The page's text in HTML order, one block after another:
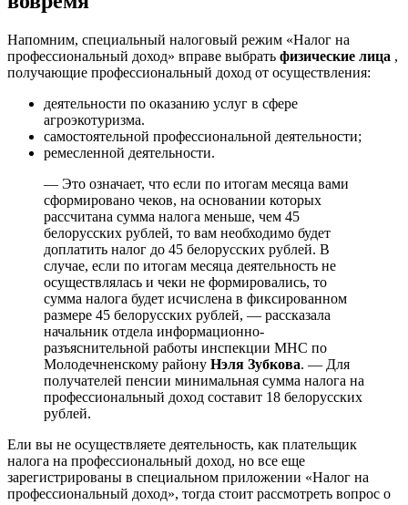
Напомним, специальный налоговый режим «Налог на
профессиональный доход» вправе выбрать физические лица ,
получающие профессиональный доход от осуществления:
деятельности по оказанию услуг в сфере
агроэкотуризма.
самостоятельной профессиональной деятельности;
ремесленной деятельности.
— Это означает, что если по итогам месяца вами
сформировано чеков, на основании которых
рассчитана сумма налога меньше, чем 45
белорусских рублей, то вам необходимо будет
доплатить налог до 45 белорусских рублей. В
случае, если по итогам месяца деятельность не
осуществлялась и чеки не формировались, то
сумма налога будет исчислена в фиксированном
размере 45 белорусских рублей, — рассказала
начальник отдела информационно-
разъяснительной работы инспекции МНС по
Молодечненскому району Нэля Зубкова. — Для
получателей пенсии минимальная сумма налога на
профессиональный доход составит 18 белорусских
рублей.
Ели вы не осуществляете деятельность, как плательщик
налога на профессиональный доход, но все еще
зарегистрированы в специальном приложении «Налог на
профессиональный доход», тогда стоит рассмотреть вопрос о